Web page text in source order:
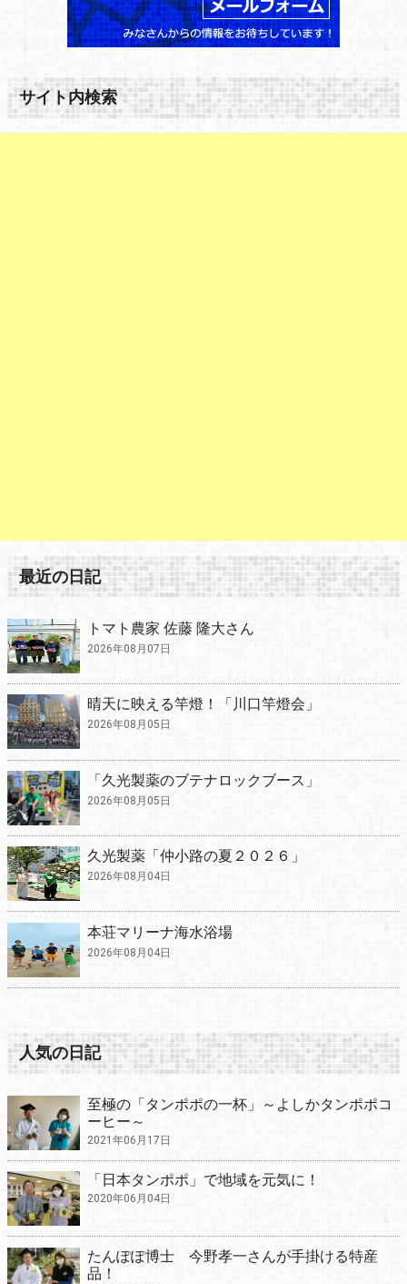
サイト内検索
最近の日記
トマト農家 佐藤 隆大さん
2026年08月07日
晴天に映える竿燈！「川口竿燈会」
2026年08月05日
「久光製薬のブテナロックブース」
2026年08月05日
久光製薬「仲小路の夏２０２６」
2026年08月04日
本荘マリーナ海水浴場
2026年08月04日
人気の日記
至極の「タンポポの一杯」～よしかタンポポコ
ーヒー～
2021年06月17日
「日本タンポポ」で地域を元気に！
2020年06月04日
たんぽぽ博士 今野孝一さんが手掛ける特産
品！